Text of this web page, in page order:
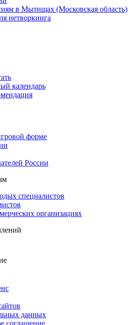
в Мытищах (Московская область)
нетворкинга
календарь
форме
России
специалистов
организациях
данных